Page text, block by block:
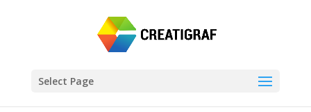
Select Page